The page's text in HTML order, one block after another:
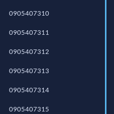
0905407310
0905407311
0905407312
0905407313
0905407314
0905407315